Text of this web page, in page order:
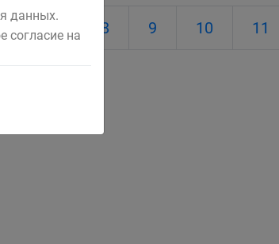
6 7 8 9 10 11
данных.
согласие на